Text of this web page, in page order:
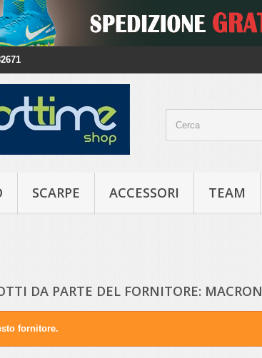
SCARPE ACCESSORI TEAM
DA PARTE DEL FORNITORE: MACRON
fornitore.